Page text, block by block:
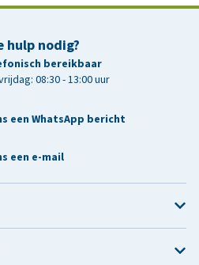
hulp nodig?
bereikbaar
08:30 - 13:00 uur
een WhatsApp bericht
een e-mail